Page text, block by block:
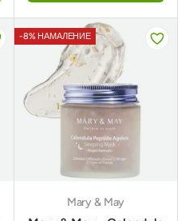
-8% НАМАЛЕНИЕ
Mary & May